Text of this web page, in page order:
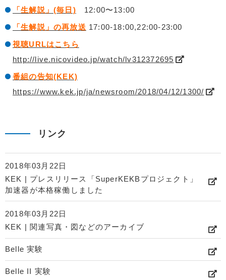
「生解説」(毎日) 12:00〜13:00
「生解説」の再放送 17:00-18:00,22:00-23:00
視聴URLはこちら
http://live.nicovideo.jp/watch/lv312372695
番組の告知(KEK)
https://www.kek.jp/ja/newsroom/2018/04/12/1300/
リンク
2018年03月22日
KEK | プレスリリース「SuperKEKBプロジェクト」
加速器が本格稼働しました
2018年03月22日
KEK | 関連写真・図などのアーカイブ
Belle 実験
Belle II 実験